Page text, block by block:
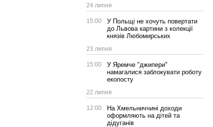
24 липня
15:00
У Польщі не хочуть повертати
до Львова картини з колекції
князів Любомирських
23 липня
15:00
У Яремче "джипери"
намагалися заблокувати роботу
екопосту
22 липня
12:00
На Хмельниччині доходи
оформляють на дітей та
дідуганів